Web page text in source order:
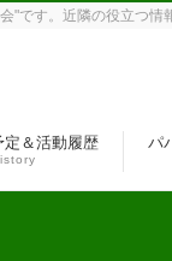
です。近隣の役立つ情
定＆活動履歴 パ